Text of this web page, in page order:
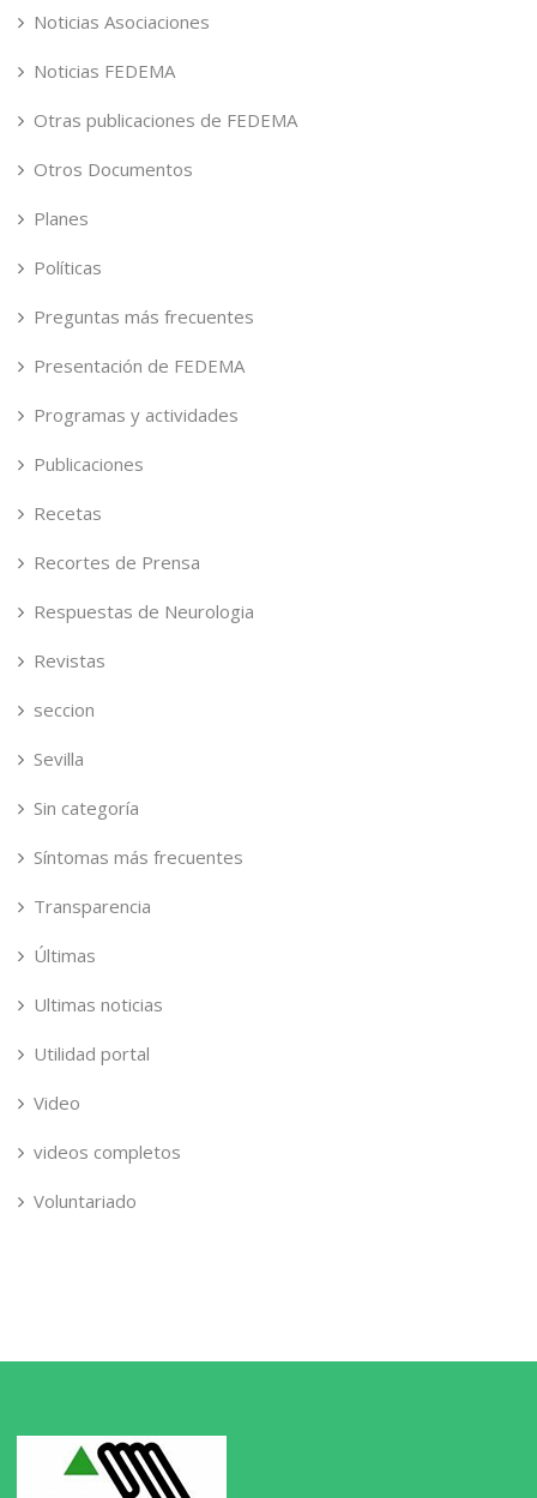
Noticias Asociaciones
Noticias FEDEMA
Otras publicaciones de FEDEMA
Otros Documentos
Planes
Políticas
Preguntas más frecuentes
Presentación de FEDEMA
Programas y actividades
Publicaciones
Recetas
Recortes de Prensa
Respuestas de Neurologia
Revistas
seccion
Sevilla
Sin categoría
Síntomas más frecuentes
Transparencia
Últimas
Ultimas noticias
Utilidad portal
Video
videos completos
Voluntariado